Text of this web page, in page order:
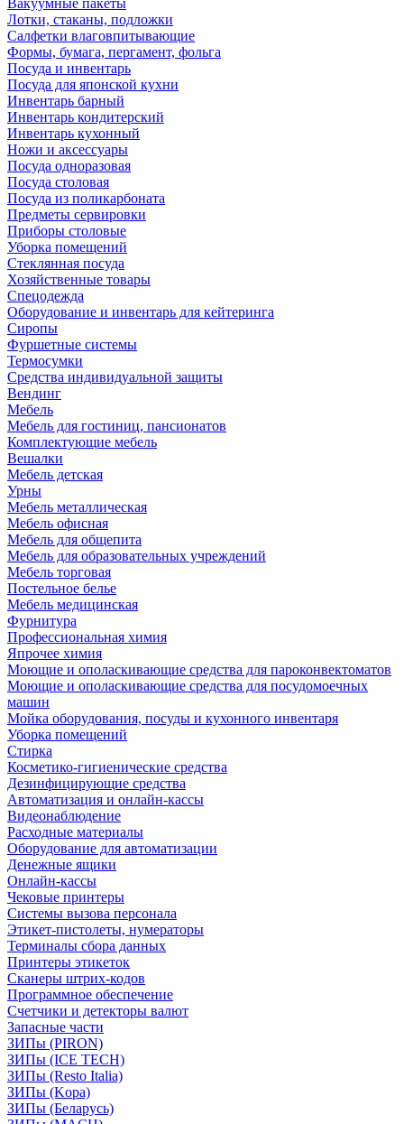
Вакуумные пакеты
Лотки, стаканы, подложки
Салфетки влаговпитывающие
Формы, бумага, пергамент, фольга
Посуда и инвентарь
Посуда для японской кухни
Инвентарь барный
Инвентарь кондитерский
Инвентарь кухонный
Ножи и аксессуары
Посуда одноразовая
Посуда столовая
Посуда из поликарбоната
Предметы сервировки
Приборы столовые
Уборка помещений
Стеклянная посуда
Хозяйственные товары
Спецодежда
Оборудование и инвентарь для кейтеринга
Сиропы
Фуршетные системы
Термосумки
Средства индивидуальной защиты
Вендинг
Мебель
Мебель для гостиниц, пансионатов
Комплектующие мебель
Вешалки
Мебель детская
Урны
Мебель металлическая
Мебель офисная
Мебель для общепита
Мебель для образовательных учреждений
Мебель торговая
Постельное белье
Мебель медицинская
Фурнитура
Профессиональная химия
Япрочее химия
Моющие и ополаскивающие средства для пароконвектоматов
Моющие и ополаскивающие средства для посудомоечных
машин
Мойка оборудования, посуды и кухонного инвентаря
Уборка помещений
Стирка
Косметико-гигиенические средства
Дезинфицирующие средства
Автоматизация и онлайн-кассы
Видеонаблюдение
Расходные материалы
Оборудование для автоматизации
Денежные ящики
Онлайн-кассы
Чековые принтеры
Системы вызова персонала
Этикет-пистолеты, нумераторы
Терминалы сбора данных
Принтеры этикеток
Сканеры штрих-кодов
Программное обеспечение
Счетчики и детекторы валют
Запасные части
ЗИПы (PIRON)
ЗИПы (ICE TECH)
ЗИПы (Resto Italia)
ЗИПы (Kopa)
ЗИПы (Беларусь)